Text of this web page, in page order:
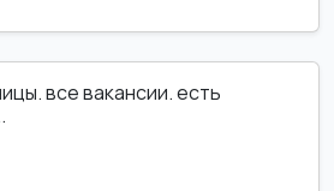
все вакансии. есть